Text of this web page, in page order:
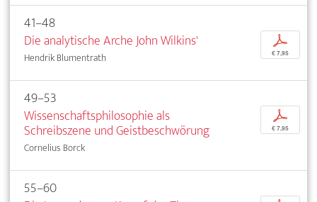
41–48
Die analytische Arche John Wilkins'
Hendrik Blumentrath
p
€ 7,95
49–53
Wissenschaftsphilosophie als
Schreibszene und Geistbeschwörung
Cornelius Borck
p
€ 7,95
55–60